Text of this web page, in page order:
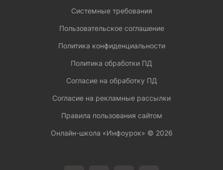
Системные требования
Пользовательское соглашение
Политика конфиденциальности
Политика обработки ПД
Согласие на обработку ПД
Согласие на рекламные рассылки
Правила пользования сайтом
Онлайн-школа «Инфоурок» © 2026